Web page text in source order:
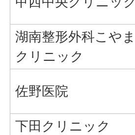
湖南整形外科こやま
クリニック
佐野医院
下田クリニック